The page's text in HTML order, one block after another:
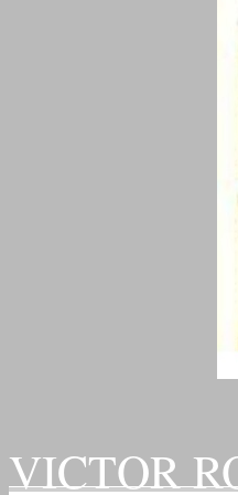
VICTOR